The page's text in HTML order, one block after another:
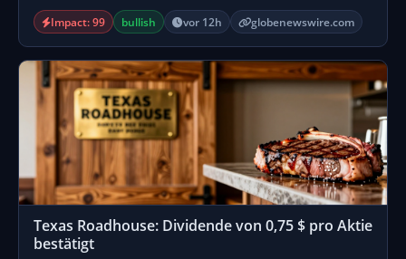
Impact: 99 bullish vor 12h globenewswire.com
Texas Roadhouse: Dividende von 0,75 $ pro Aktie
bestätigt